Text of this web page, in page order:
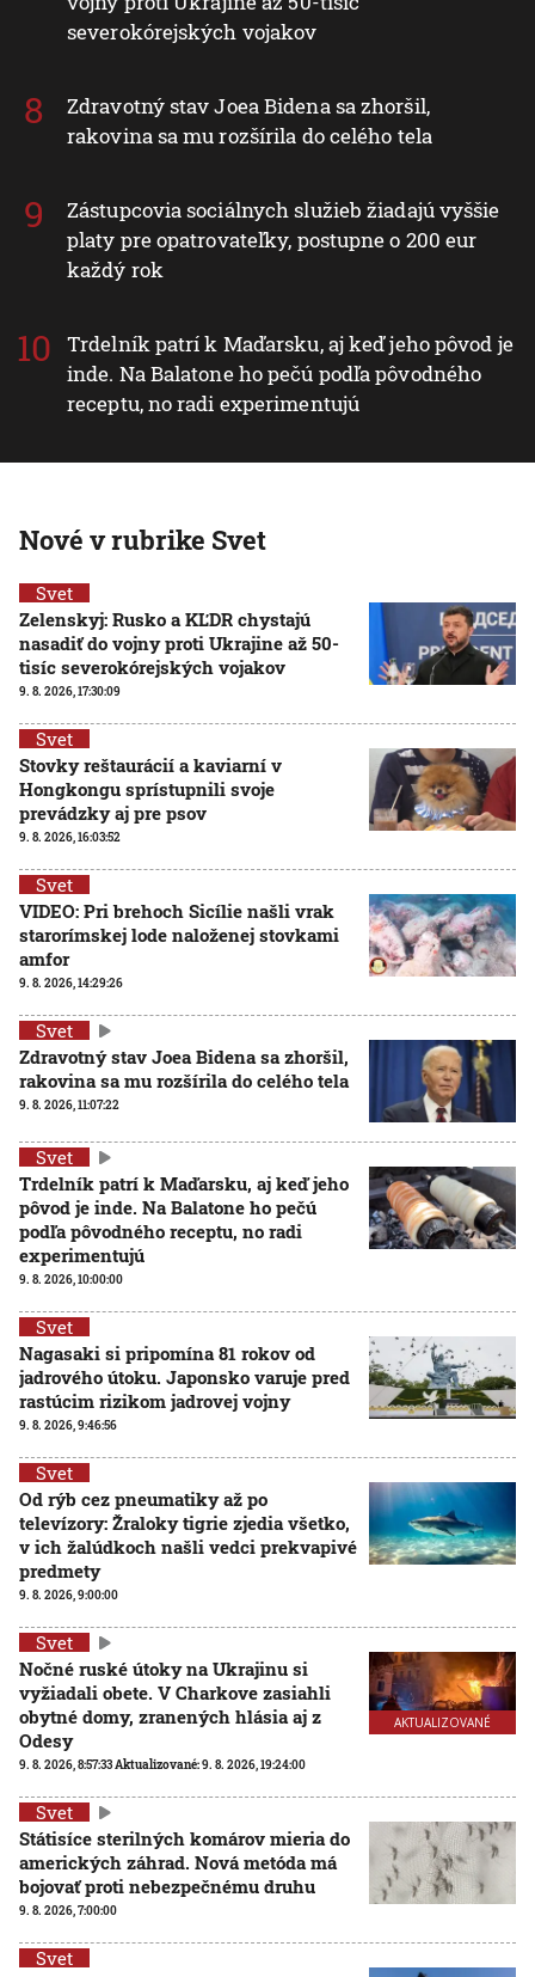
severokórejských vojakov
Zdravotný stav Joea Bidena sa zhoršil,
rakovina sa mu rozšírila do celého tela
Zástupcovia sociálnych služieb žiadajú vyššie
platy pre opatrovateľky, postupne o 200 eur
každý rok
Trdelník patrí k Maďarsku, aj keď jeho pôvod je
inde. Na Balatone ho pečú podľa pôvodného
receptu, no radi experimentujú
Nové v rubrike Svet
Svet
Zelenskyj: Rusko a KĽDR chystajú
nasadiť do vojny proti Ukrajine až 50-
tisíc severokórejských vojakov
9. 8. 2026, 17:30:09
Svet
Stovky reštaurácií a kaviarní v
Hongkongu sprístupnili svoje
prevádzky aj pre psov
9. 8. 2026, 16:03:52
Svet
VIDEO: Pri brehoch Sicílie našli vrak
starorímskej lode naloženej stovkami
amfor
9. 8. 2026, 14:29:26
Svet
Zdravotný stav Joea Bidena sa zhoršil,
rakovina sa mu rozšírila do celého tela
9. 8. 2026, 11:07:22
Svet
Trdelník patrí k Maďarsku, aj keď jeho
pôvod je inde. Na Balatone ho pečú
podľa pôvodného receptu, no radi
experimentujú
9. 8. 2026, 10:00:00
Svet
Nagasaki si pripomína 81 rokov od
jadrového útoku. Japonsko varuje pred
rastúcim rizikom jadrovej vojny
9. 8. 2026, 9:46:56
Svet
Od rýb cez pneumatiky až po
televízory: Žraloky tigrie zjedia všetko,
v ich žalúdkoch našli vedci prekvapivé
predmety
9. 8. 2026, 9:00:00
AKTUALIZOVANÉ
Svet
Nočné ruské útoky na Ukrajinu si
vyžiadali obete. V Charkove zasiahli
obytné domy, zranených hlásia aj z
Odesy
9. 8. 2026, 8:57:33Aktualizované:9. 8. 2026, 19:24:00
Svet
Státisíce sterilných komárov mieria do
amerických záhrad. Nová metóda má
bojovať proti nebezpečnému druhu
9. 8. 2026, 7:00:00
Svet